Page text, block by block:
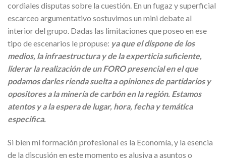
cordiales disputas sobre la cuestión. En un fugaz y superficial
escarceo argumentativo sostuvimos un mini debate al
interior del grupo. Dadas las limitaciones que poseo en ese
tipo de escenarios le propuse: ya que el dispone de los
medios, la infraestructura y de la experticia suficiente,
liderar la realización de un FORO presencial en el que
podamos darles rienda suelta a opiniones de partidarios y
opositores a la minería de carbón en la región. Estamos
atentos y a la espera de lugar, hora, fecha y temática
especifica.
Si bien mi formación profesional es la Economía, y la esencia
de la discusión en este momento es alusiva a asuntos o